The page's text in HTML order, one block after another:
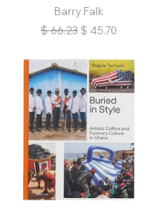
Barry Falk
$ 66.23 $ 45.70